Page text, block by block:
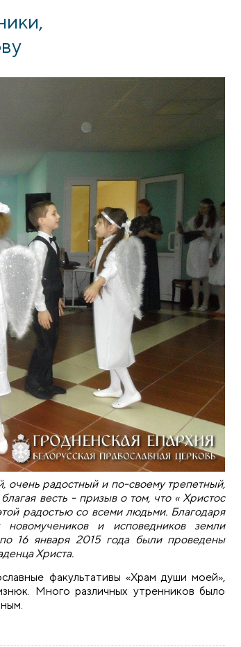
очень радостный и по-своему трепетный,
весть - призыв о том, что « Христос
радостью со всеми людьми. Благодаря
новомучеников и исповедников земли
16 января 2015 года были проведены
Христа.
факультативы «Храм души моей»,
Много различных утренников было